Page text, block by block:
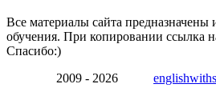
Все материалы сайта предназначены
обучения. При копировании ссылка
Спасибо:)
2009 - 2026